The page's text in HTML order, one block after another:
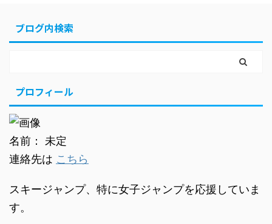
ブログ内検索
プロフィール
名前： 未定
連絡先は こちら
スキージャンプ、特に女子ジャンプを応援していま
す。